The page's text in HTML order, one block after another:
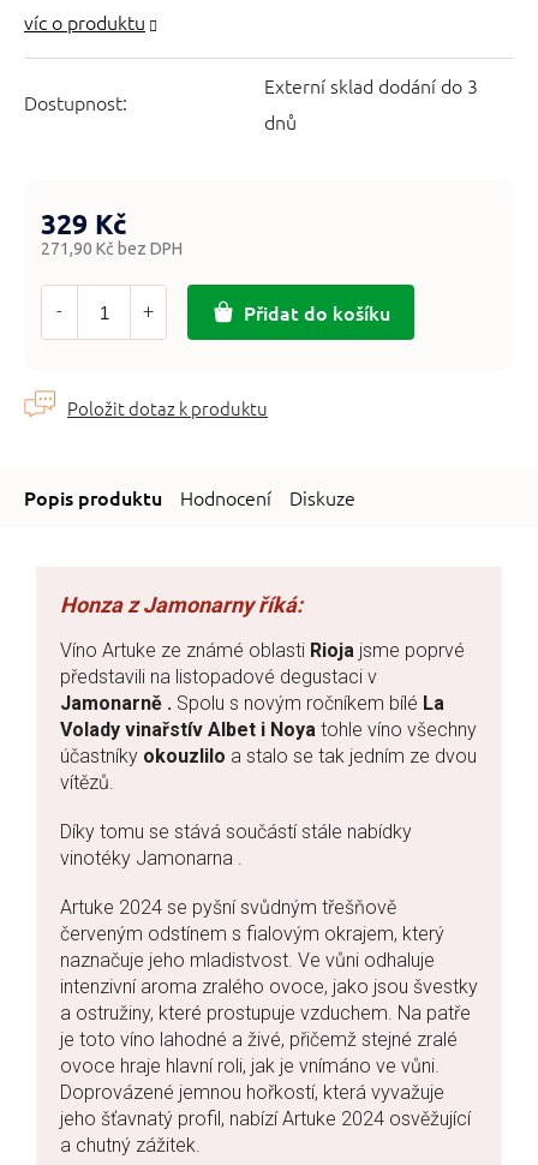
Dostupnost:
Externí sklad dodání do 3
dnů
329 Kč
271,90 Kč bez DPH
Měrná
Přidat do košíku
Hodnocení Diskuze
Víno Artuke ze známé oblasti Rioja jsme poprvé
představili na listopadové degustaci v
Jamonarně . Spolu s novým ročníkem bílé La
Volady vinařstív Albet i Noya tohle víno všechny
účastníky okouzlilo a stalo se tak jedním ze dvou
vítězů.
Díky tomu se stává součástí stále nabídky
vinotéky Jamonarna .
Artuke 2024 se pyšní svůdným třešňově
červeným odstínem s fialovým okrajem, který
naznačuje jeho mladistvost. Ve vůni odhaluje
intenzivní aroma zralého ovoce, jako jsou švestky
a ostružiny, které prostupuje vzduchem. Na patře
je toto víno lahodné a živé, přičemž stejné zralé
ovoce hraje hlavní roli, jak je vnímáno ve vůni.
Doprovázené jemnou hořkostí, která vyvažuje
jeho šťavnatý profil, nabízí Artuke 2024 osvěžující
a chutný zážitek.